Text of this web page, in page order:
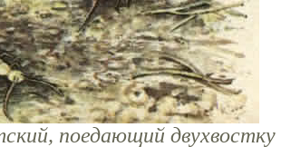
поедающий двухвостку